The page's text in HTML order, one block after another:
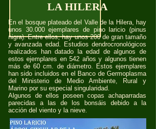
LA HILERA
En el bosque plateado del Valle de la Hilera, hay
unos 30.000 ejemplares de pino laricio (pinus
nigra). Entre ellos, hay unos 200 de gran tamaño
y avanzada edad. Estudios dendrocronológicos
realizados han datado la edad de algunos de
estos ejemplares en 542 años y algunos tienen
más de 60 cm. de diámetro. Estos ejemplares
han sido incluidos en el Banco de Germoplasma
del Ministerio de Medio Ambiente, Rural y
Marino por su especial singularidad.
Algunos de ellos poseen copas achaparradas
parecidas a las de los bonsáis debido a la
acción del viento y la nieve.